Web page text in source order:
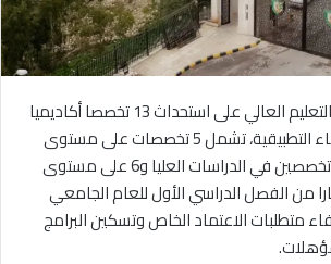
هرمنا- وافق مجلس التعليم العالي على استحداث 13 تخصصا أكاديميا
جديدا في جامعة البلقاء التطبيقية، تشمل 5 تخصصات على مستوى
البكالوريوس التقني وتخصصين في الدراسات العليا و6 على مستوى
من الفصل الدراسي الأول للعام الجامعي
استيفاء متطلبات الاعتماد الخاص وتسكين البرامج